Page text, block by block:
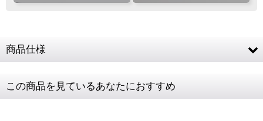
ご注文の際は
商品仕様
チェーン全長 50cm (CL60/4C)
この商品を見ているあなたにおすすめ